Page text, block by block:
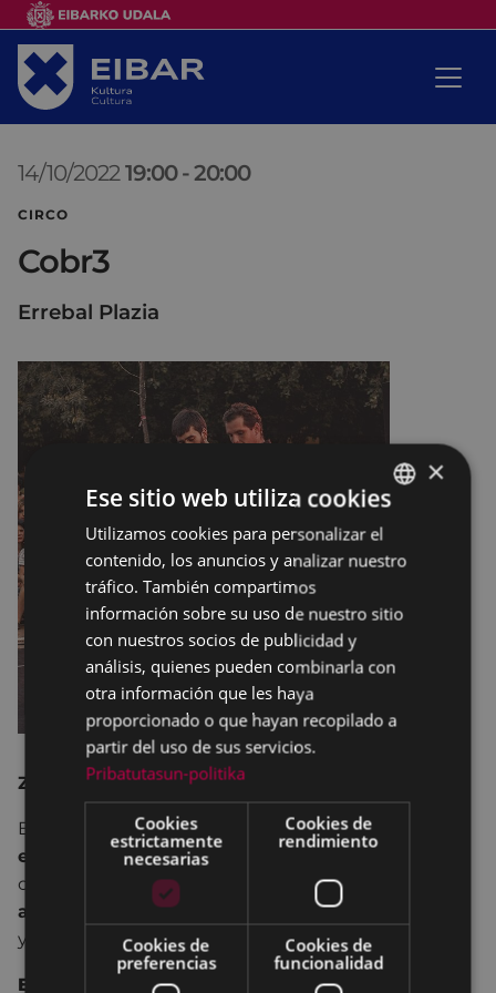
14/10/2022 19:00 -20:00
CIRCO
Cobr3
Errebal Plazia
ZIRKOZAURRE
El
metal inspirador, es el conductor del
espectáculo.Sobre el escenario, tres artistas
combinan
técnicas circenses
y movimientos
acompasados
Circo contemporáneo
y sincronizadas coreografías.
Estética, plasticidad, complicidad, armonía.
BASQUE
SPANISH
×
Ese sitio web utiliza cookies
Utilizamos cookies para personalizar el
contenido, los anuncios y analizar nuestro
tráfico. También compartimos
información sobre su uso de nuestro sitio
con nuestros socios de publicidad y
análisis, quienes pueden combinarla con
otra información que les haya
proporcionado o que hayan recopilado a
partir del uso de sus servicios.
Pribatutasun-politika
Cookies
estrictamente
necesarias
Cookies de
rendimiento
Cookies de
preferencias
Cookies de
funcionalidad